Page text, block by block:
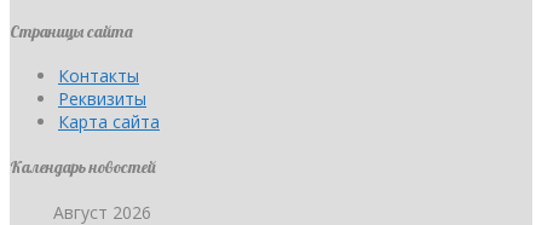
Страницы сайта
Контакты
Реквизиты
Карта сайта
Календарь новостей
Август 2026